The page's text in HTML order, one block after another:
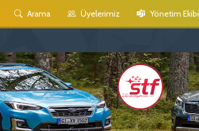
Arama Üyelerimiz Yönetim Ekibi